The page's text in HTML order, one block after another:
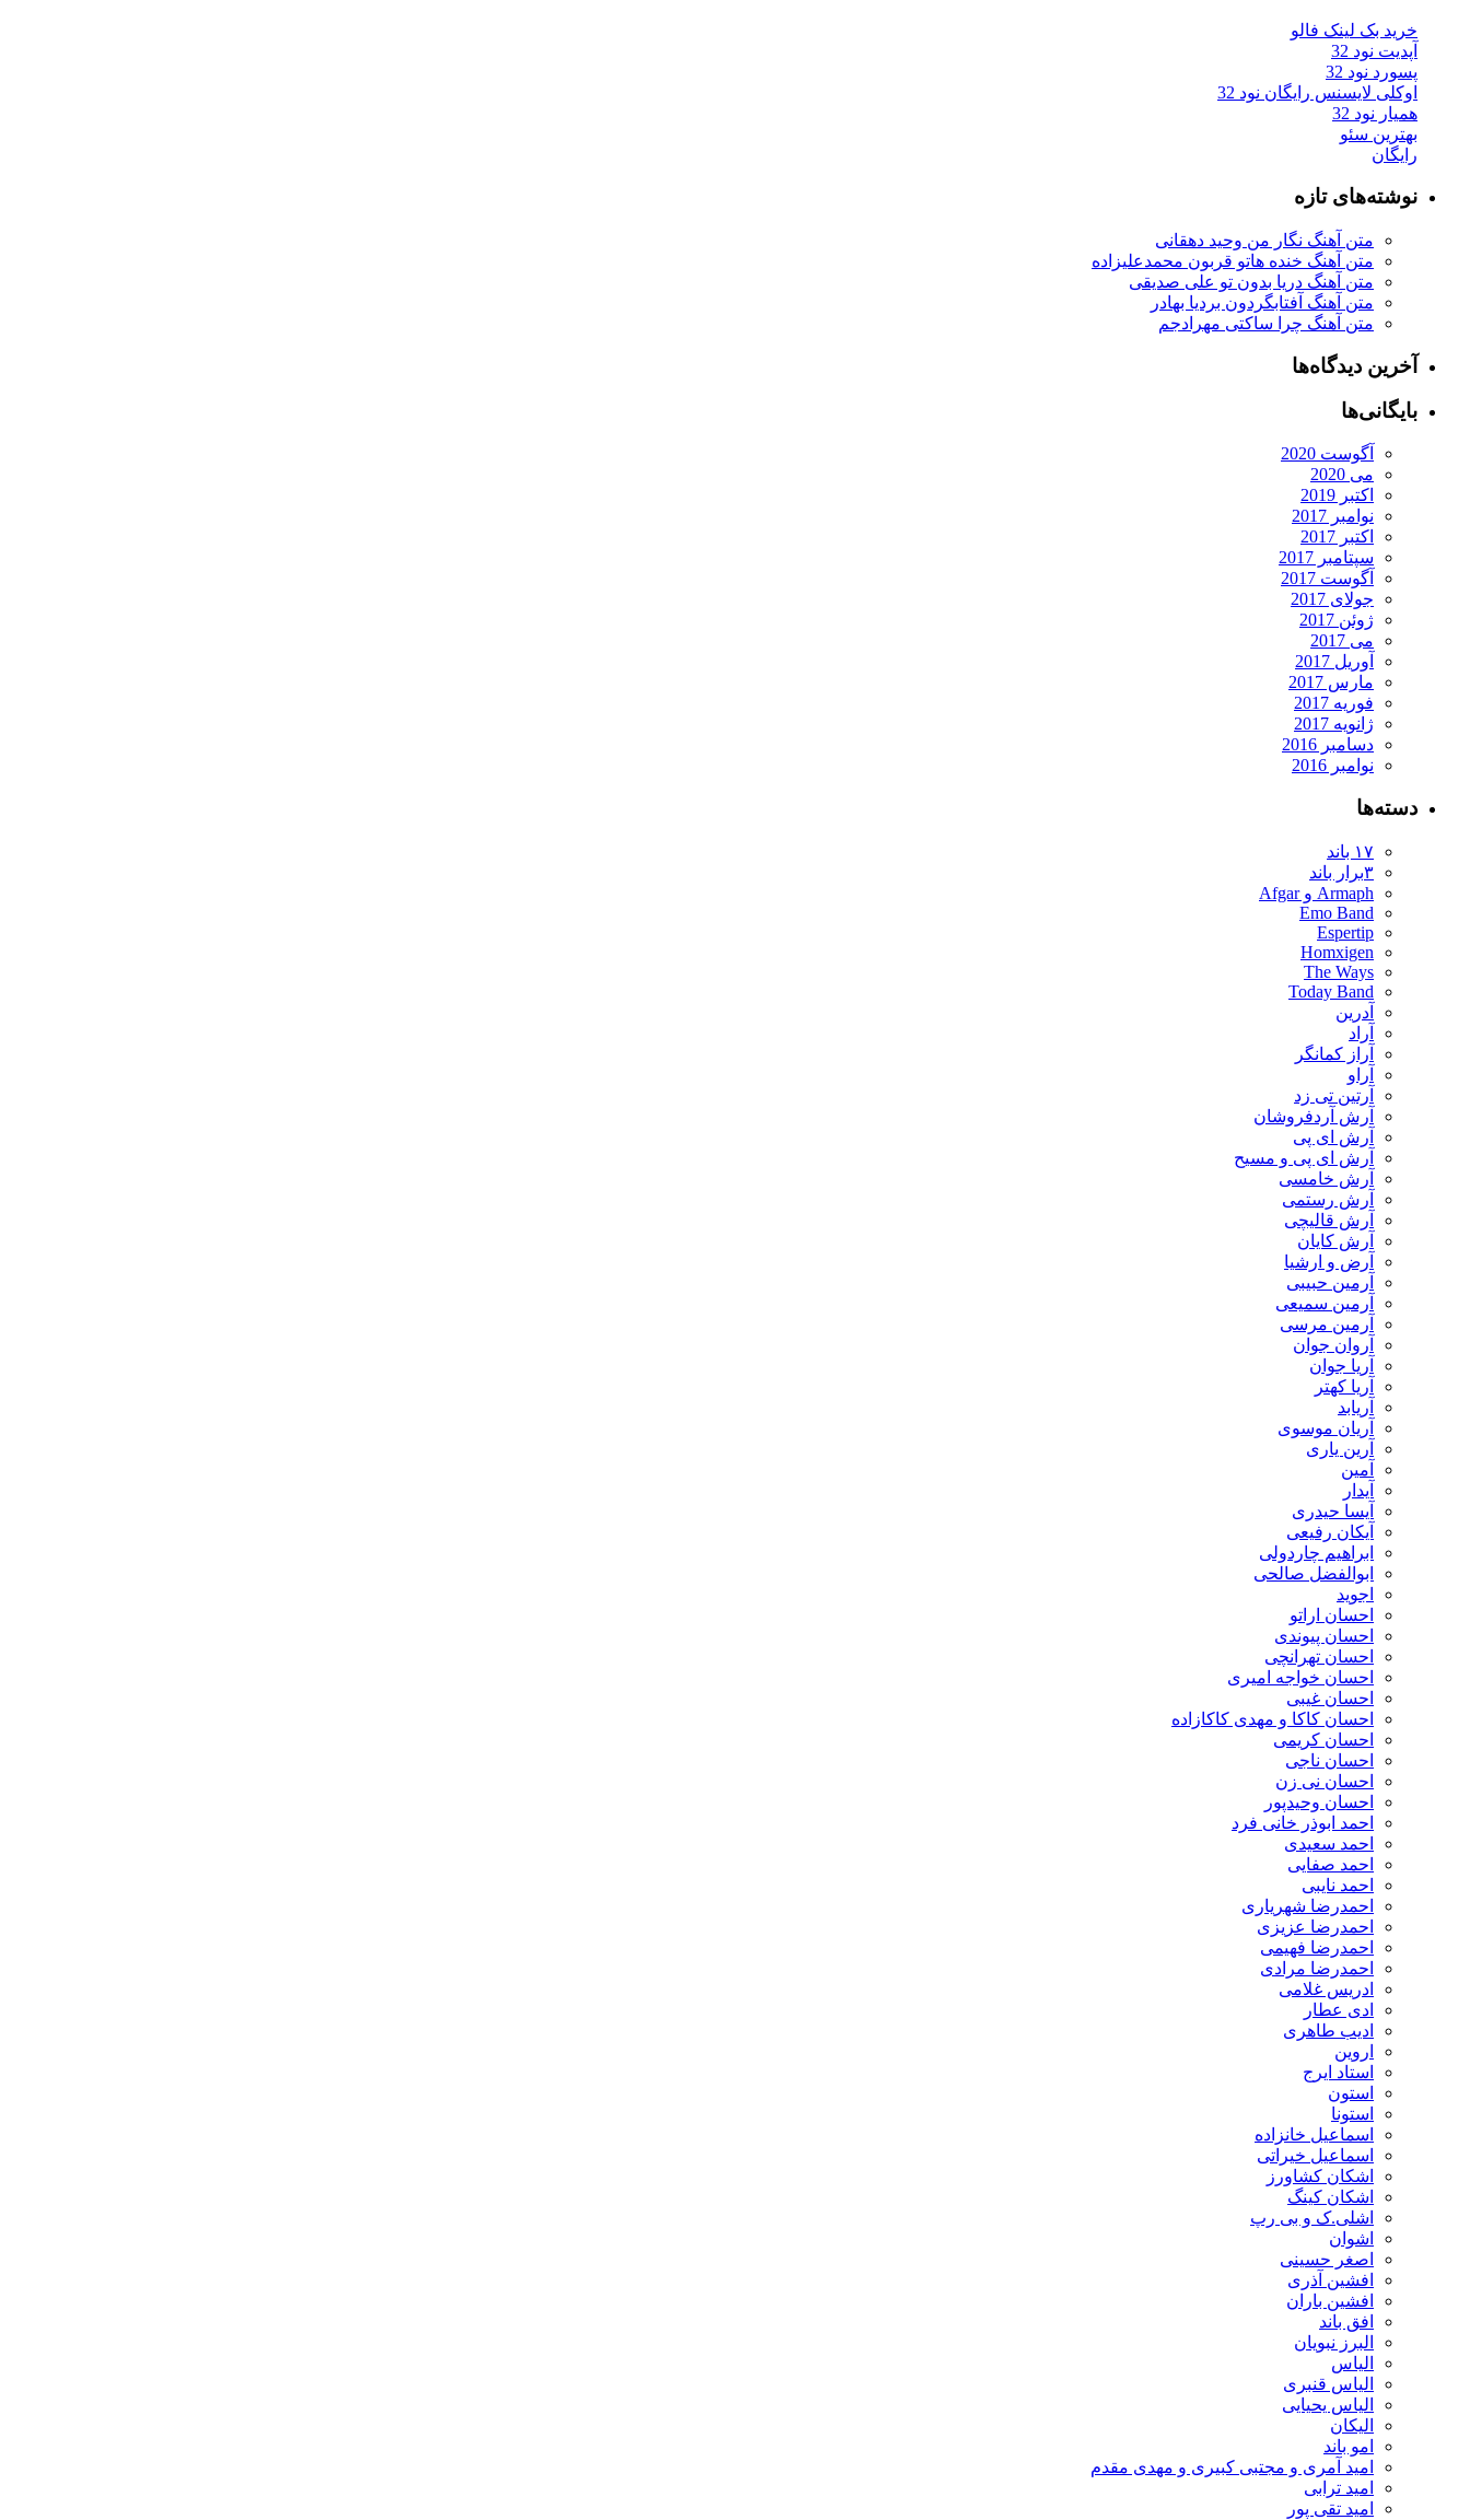
خرید بک لینک فالو
آپدیت نود 32
پسورد نود 32
اوکلی لایسنس رایگان نود 32
همیار نود 32
بهترین سئو
رایگان
نوشته‌های تازه
متن آهنگ نگار من وحید دهقانی
متن آهنگ خنده هاتو قربون محمدعلیزاده
متن آهنگ دریا بدون تو علی صدیقی
متن آهنگ آفتابگردون بردیا بهادر
متن آهنگ چرا ساکتی مهرادجم
آخرین دیدگاه‌ها
بایگانی‌ها
آگوست 2020
می 2020
اکتبر 2019
نوامبر 2017
اکتبر 2017
سپتامبر 2017
آگوست 2017
جولای 2017
ژوئن 2017
می 2017
آوریل 2017
مارس 2017
فوریه 2017
ژانویه 2017
دسامبر 2016
نوامبر 2016
دسته‌ها
۱۷ باند
۳برار باند
Armaph و Afgar
Emo Band
Espertip
Homxigen
The Ways
Today Band
آدرین
آراد
آراز کمانگر
آراو
آرتین تی زد
آرش آردفروشان
آرش ای پی
آرش ای پی و مسیح
آرش خامسی
آرش رستمی
آرش قالیچی
آرش کایان
​آرض و ارشیا
آرمین حبیبی
آرمین سمیعی
آرمین مرسی
آروان جوان
آریا جوان
آریا کهتر
آریابد
آریان موسوی
آرین یاری
آمین
آیدار
آیسا حیدری
آیکان رفیعی
ابراهیم چاردولی
ابوالفضل صالحی
اجوید
احسان اراتو
احسان پیوندی
احسان تهرانچی
احسان خواجه امیری
احسان غیبی
احسان کاکا و مهدی کاکازاده
احسان کریمی
احسان ناجی
احسان نی زن
احسان وحیدپور
احمد ابوذر خانی فرد
احمد سعیدی
احمد صفایی
احمد نایبی
احمدرضا شهریاری
احمدرضا عزیزی
احمدرضا فهیمی
احمدرضا مرادی
ادریس غلامی
ادی عطار
ادیب طاهری
اروین
استاد ایرج
استون
استونا
اسماعیل خانزاده
اسماعیل خیراتی
اشکان کشاورز
اشکان کینگ
اشلی.ک و بی رپ
اشوان
اصغر حسینی
افشین آذری
افشین باران
افق باند
البرز نبویان
الیاس
الیاس قنبرى
الیاس یحیایی
الیکان
امو باند
امید آمری و مجتبی کبیری و مهدى مقدم
امید ترابی
امید تقی پور